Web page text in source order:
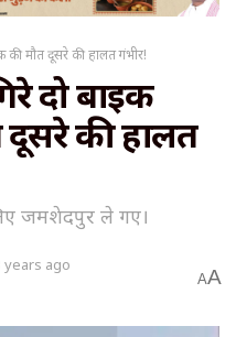
की मौत दूसरे की हालत गंभीर!
दो बाइक
की हालत
जमशेदपुर ले गए।
years ago
AA